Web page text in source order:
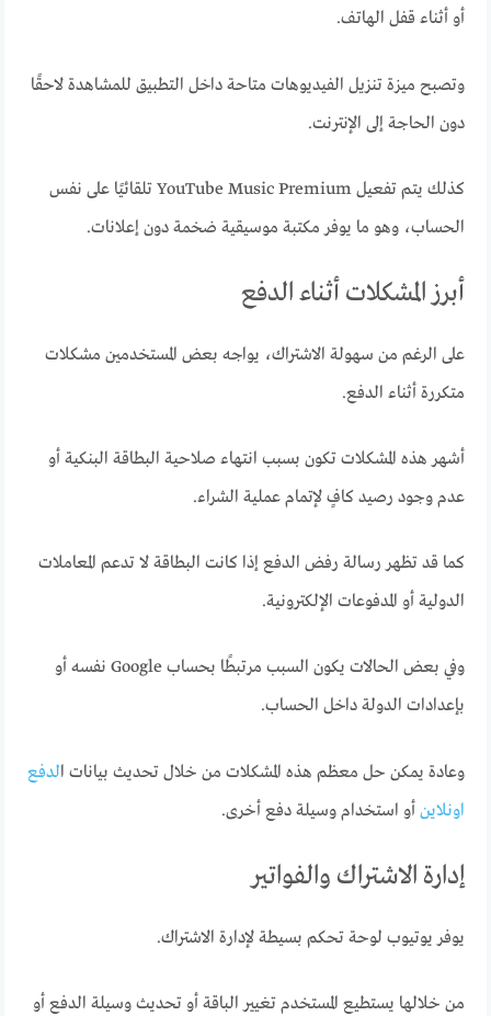
أو أثناء قفل الهاتف.
وتصبح ميزة تنزيل الفيديوهات متاحة داخل التطبيق للمشاهدة لاحقًا
دون الحاجة إلى الإنترنت.
كذلك يتم تفعيل YouTube Music Premium تلقائيًا على نفس
الحساب، وهو ما يوفر مكتبة موسيقية ضخمة دون إعلانات.
أبرز المشكلات أثناء الدفع
على الرغم من سهولة الاشتراك، يواجه بعض المستخدمين مشكلات
متكررة أثناء الدفع.
أشهر هذه المشكلات تكون بسبب انتهاء صلاحية البطاقة البنكية أو
عدم وجود رصيد كافٍ لإتمام عملية الشراء.
كما قد تظهر رسالة رفض الدفع إذا كانت البطاقة لا تدعم المعاملات
الدولية أو المدفوعات الإلكترونية.
وفي بعض الحالات يكون السبب مرتبطًا بحساب Google نفسه أو
بإعدادات الدولة داخل الحساب.
وعادة يمكن حل معظم هذه المشكلات من خلال تحديث بيانات الدفع
اونلاين أو استخدام وسيلة دفع أخرى.
إدارة الاشتراك والفواتير
يوفر يوتيوب لوحة تحكم بسيطة لإدارة الاشتراك.
من خلالها يستطيع المستخدم تغيير الباقة أو تحديث وسيلة الدفع أو